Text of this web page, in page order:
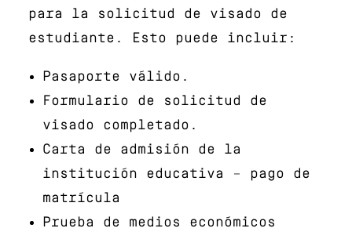
para la solicitud de visado de
estudiante. Esto puede incluir:
Pasaporte válido.
Formulario de solicitud de
visado completado.
Carta de admisión de la
institución educativa – pago de
matrícula
Prueba de medios económicos